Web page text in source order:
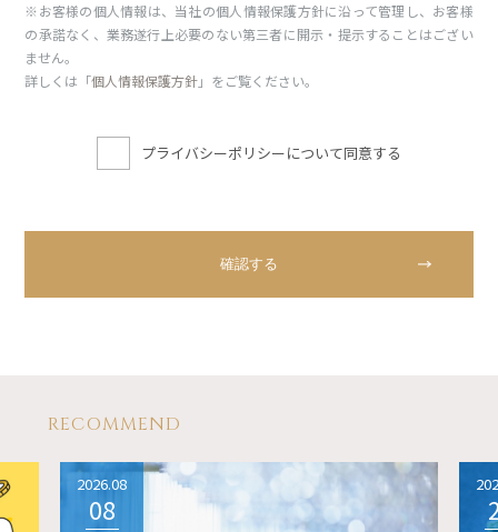
※お客様の個人情報は、当社の個人情報保護方針に沿って管理し、お客様
の承諾なく、業務遂行上必要のない第三者に開示・提示することはござい
ません。
詳しくは「個人情報保護方針」をご覧ください。
プライバシーポリシーについて同意する
RECOMMEND
2026.08
08